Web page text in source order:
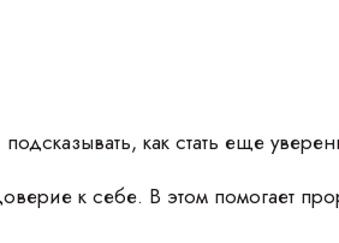
как стать еще
к себе. В этом помогает